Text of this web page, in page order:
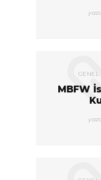
GENEL
MBFW